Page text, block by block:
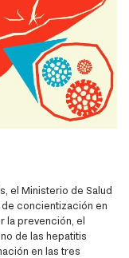
el Ministerio de Salud
de concientización en
la prevención, el
de las hepatitis
en las tres